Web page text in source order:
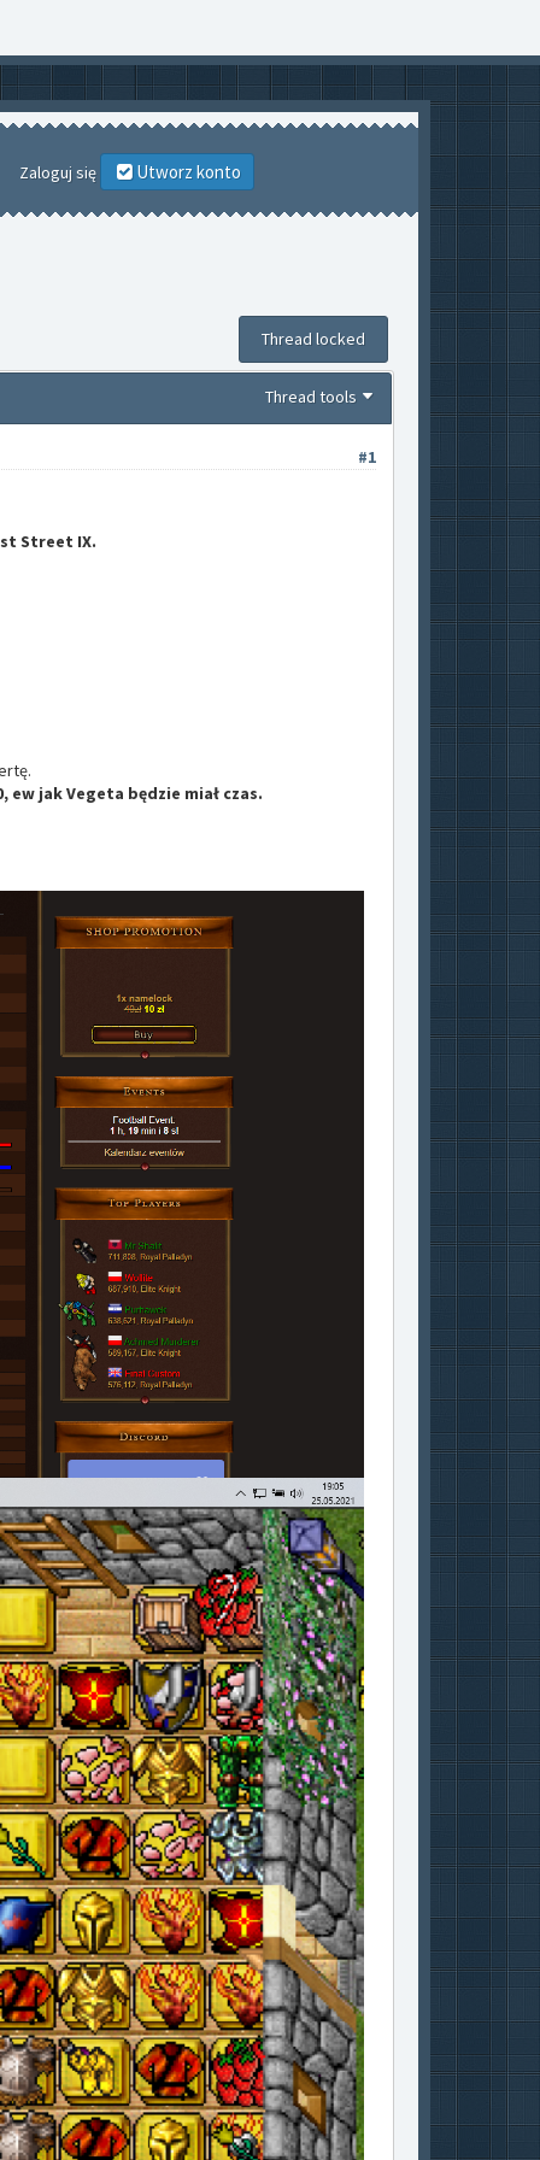
Zaloguj się Utworz konto
Thread locked
Thread tools
#1
Street IX.
ew jak Vegeta będzie miał czas.